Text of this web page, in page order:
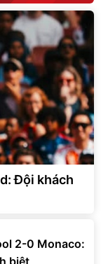
Đội khách
2-0 Monaco:
biệt